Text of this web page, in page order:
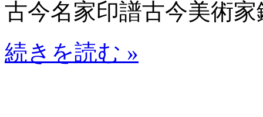
古今名家印譜古今美術
続きを読む »